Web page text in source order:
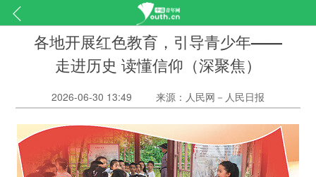
各地开展红色教育，引导青少年——
走进历史 读懂信仰（深聚焦）
2026-06-30 13:49 来源：人民网－人民日报